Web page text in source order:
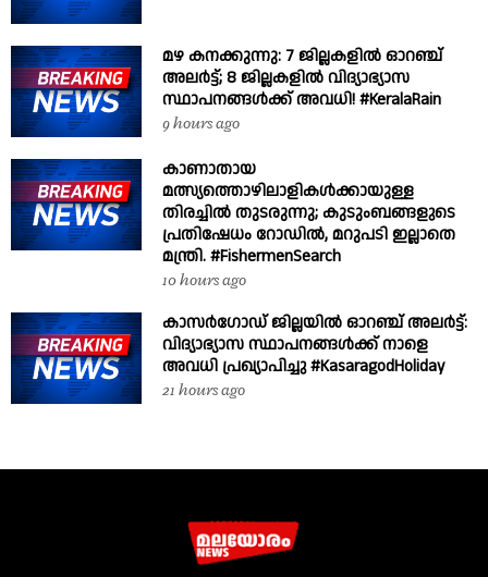
മഴ കനക്കുന്നു: 7 ജില്ലകളിൽ ഓറഞ്ച്
അലർട്ട്; 8 ജില്ലകളിൽ വിദ്യാഭ്യാസ
സ്ഥാപനങ്ങൾക്ക് അവധി! #KeralaRain
9 hours ago
കാണാതായ
മത്സ്യത്തൊഴിലാളികൾക്കായുള്ള
തിരച്ചിൽ തുടരുന്നു; കുടുംബങ്ങളുടെ
പ്രതിഷേധം റോഡിൽ, മറുപടി ഇല്ലാതെ
മന്ത്രി. #FishermenSearch
10 hours ago
കാസർഗോഡ് ജില്ലയിൽ ഓറഞ്ച് അലർട്ട്:
വിദ്യാഭ്യാസ സ്ഥാപനങ്ങൾക്ക് നാളെ
അവധി പ്രഖ്യാപിച്ചു #KasaragodHoliday
21 hours ago